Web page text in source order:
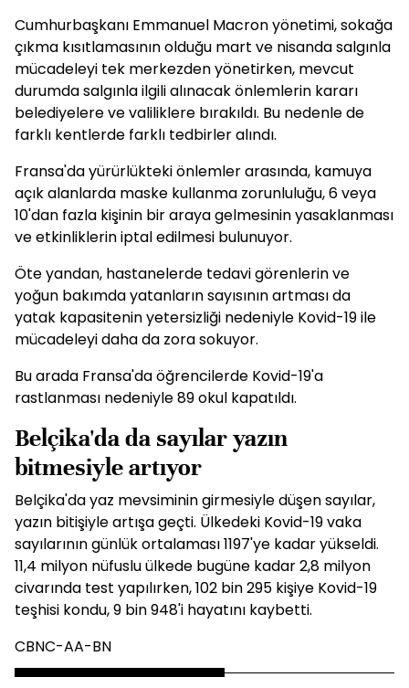
Cumhurbaşkanı Emmanuel Macron yönetimi, sokağa
çıkma kısıtlamasının olduğu mart ve nisanda salgınla
mücadeleyi tek merkezden yönetirken, mevcut
durumda salgınla ilgili alınacak önlemlerin kararı
belediyelere ve valiliklere bırakıldı. Bu nedenle de
farklı kentlerde farklı tedbirler alındı.
Fransa'da yürürlükteki önlemler arasında, kamuya
açık alanlarda maske kullanma zorunluluğu, 6 veya
10'dan fazla kişinin bir araya gelmesinin yasaklanması
ve etkinliklerin iptal edilmesi bulunuyor.
Öte yandan, hastanelerde tedavi görenlerin ve
yoğun bakımda yatanların sayısının artması da
yatak kapasitenin yetersizliği nedeniyle Kovid-19 ile
mücadeleyi daha da zora sokuyor.
Bu arada Fransa'da öğrencilerde Kovid-19'a
rastlanması nedeniyle 89 okul kapatıldı.
Belçika'da da sayılar yazın
bitmesiyle artıyor
Belçika'da yaz mevsiminin girmesiyle düşen sayılar,
yazın bitişiyle artışa geçti. Ülkedeki Kovid-19 vaka
sayılarının günlük ortalaması 1197'ye kadar yükseldi.
11,4 milyon nüfuslu ülkede bugüne kadar 2,8 milyon
civarında test yapılırken, 102 bin 295 kişiye Kovid-19
teşhisi kondu, 9 bin 948'i hayatını kaybetti.
CBNC-AA-BN